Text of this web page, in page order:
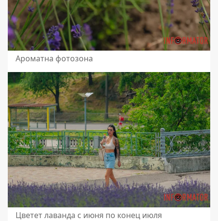
Ароматна фотозона
Цветет лаванда с июня по конец июля